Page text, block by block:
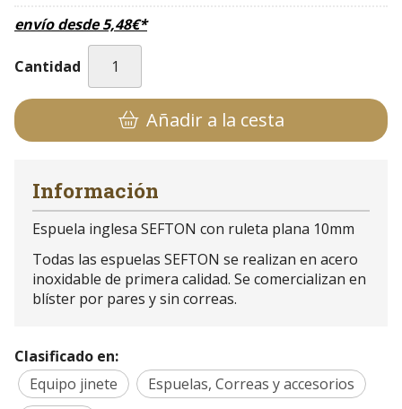
envío desde5,48€*
Cantidad
Añadir a la cesta
Información
Espuela inglesa SEFTON con ruleta plana 10mm
Todas las espuelas SEFTON se realizan en acero
inoxidable de primera calidad. Se comercializan en
blíster por pares y sin correas.
Clasificado en:
Equipo jinete
Espuelas, Correas y accesorios